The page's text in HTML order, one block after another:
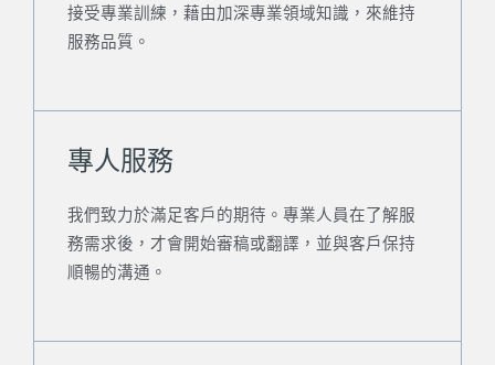
接受專業訓練，藉由加深專業領域知識，來維持
服務品質。
專人服務
我們致力於滿足客戶的期待。專業人員在了解服
務需求後，才會開始審稿或翻譯，並與客戶保持
順暢的溝通。